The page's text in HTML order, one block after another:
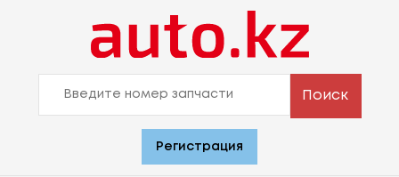
Поиск
Регистрация